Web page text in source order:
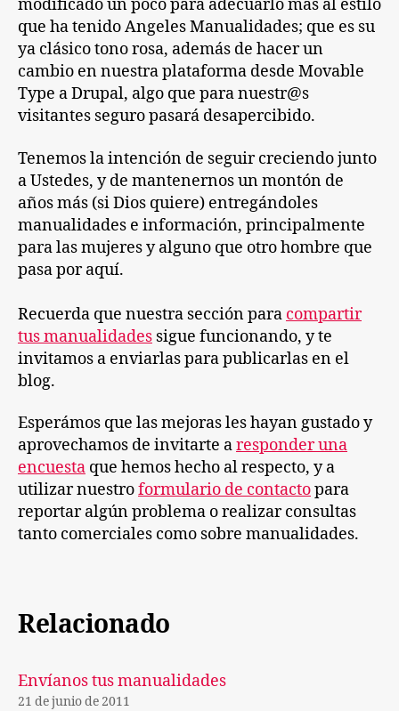
modificado un poco para adecuarlo más al estilo
que ha tenido Angeles Manualidades; que es su
ya clásico tono rosa, además de hacer un
cambio en nuestra plataforma desde Movable
Type a Drupal, algo que para nuestr@s
visitantes seguro pasará desapercibido.
Tenemos la intención de seguir creciendo junto
a Ustedes, y de mantenernos un montón de
años más (si Dios quiere) entregándoles
manualidades e información, principalmente
para las mujeres y alguno que otro hombre que
pasa por aquí.
Recuerda que nuestra sección para compartir
tus manualidades sigue funcionando, y te
invitamos a enviarlas para publicarlas en el
blog.
Esperámos que las mejoras les hayan gustado y
aprovechamos de invitarte aresponder una
encuesta que hemos hecho al respecto, y a
utilizar nuestroformulario de contactopara
reportar algún problema o realizar consultas
tanto comerciales como sobre manualidades.
Relacionado
Envíanos tus manualidades
21 de junio de 2011